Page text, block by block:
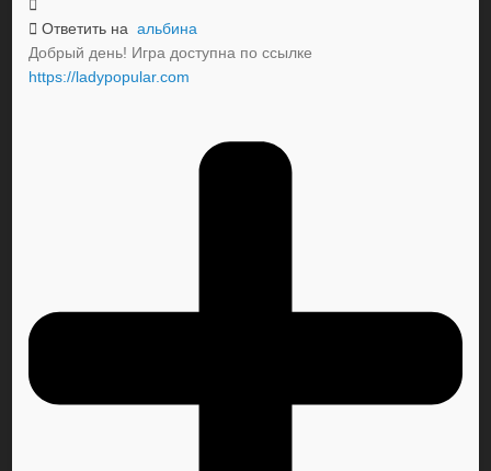
Ответить наальбина
Добрый день! Игра доступна по ссылке
https://ladypopular.com